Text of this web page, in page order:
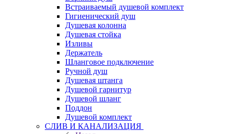
Встраиваемый душевой комплект
Гигиенический душ
Душевая колонна
Душевая стойка
Изливы
Держатель
Шланговое подключение
Ручной душ
Душевая штанга
Душевой гарнитур
Душевой шланг
Поддон
Душевой комплект
СЛИВ И КАНАЛИЗАЦИЯ